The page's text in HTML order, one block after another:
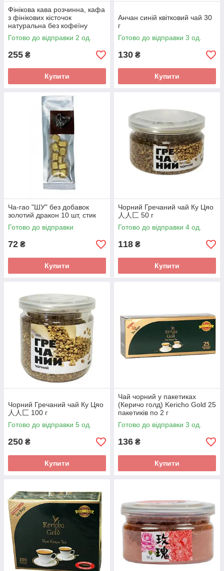
Фінікова кава розчинна, кафа
з фінікових кісточок
натуральна без кофеїну
Fruity Yummy 200 г
Готово до відправки 2 од.
255 ₴
Купити
Анчан синій квітковий чай 30
г
Готово до відправки 3 од.
130 ₴
Купити
Ча-гао "ШУ" без добавок
золотий дракон 10 шт, стик
Готово до відправки
72 ₴
Купити
Чорний Гречаний чай Ку Цяо
人人匚 50 г
Готово до відправки 4 од.
118 ₴
Купити
Чорний Гречаний чай Ку Цяо
人人匚 100 г
Готово до відправки 5 од.
250 ₴
Купити
Чай чорний у пакетиках
(Керичо голд) Kericho Gold 25
пакетиків по 2 г
Готово до відправки 3 од.
136 ₴
Купити